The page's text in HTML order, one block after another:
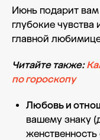
Июнь подарит
глубокие чувства
главной
Читайте также:
по гороскопу
Любовь и
вашему знаку